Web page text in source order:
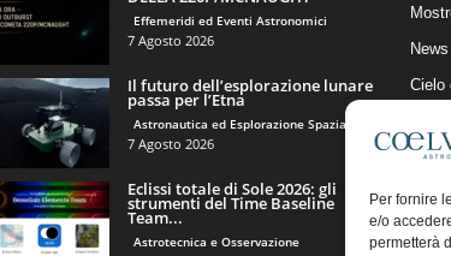
Per fornire
e/o
permetterà
Effemeridi ed Eventi Astronomici
7 Agosto 2026
Il futuro dell’esplorazione lunare
passa per l’Etna
Astronautica ed Esplorazione Spaziale
7 Agosto 2026
Eclissi totale di Sole 2026: gli
strumenti del Time Baseline
Team...
Astrotecnica e Osservazione
Cielo
Il